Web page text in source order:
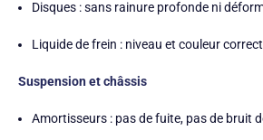
Disques : sans rainure profonde ni
Liquide de frein : niveau et couleur
Suspension et châssis
Amortisseurs : pas de fuite, pas de bruit